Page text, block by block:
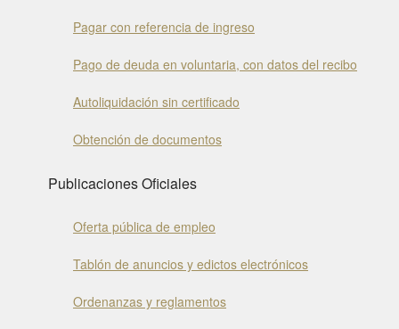
Pagar con referencia de ingreso
Pago de deuda en voluntaria, con datos del recibo
Autoliquidación sin certificado
Obtención de documentos
Publicaciones Oficiales
Oferta pública de empleo
Tablón de anuncios y edictos electrónicos
Ordenanzas y reglamentos